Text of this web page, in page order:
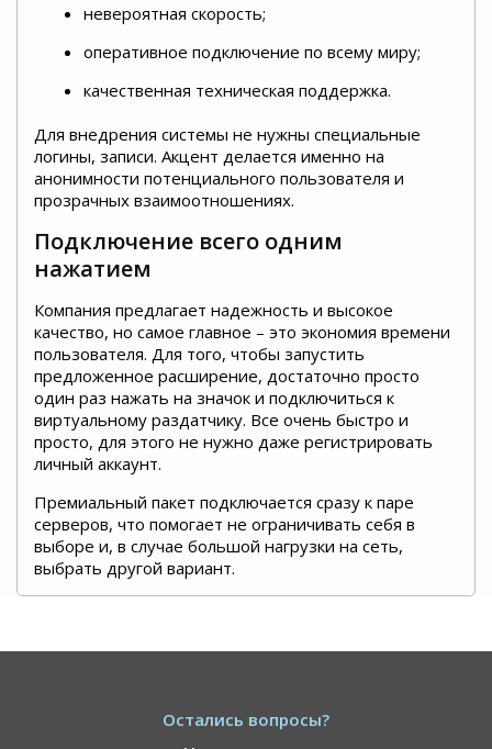
невероятная скорость;
оперативное подключение по всему миру;
качественная техническая поддержка.
Для внедрения системы не нужны специальные
логины, записи. Акцент делается именно на
анонимности потенциального пользователя и
прозрачных взаимоотношениях.
Подключение всего одним
нажатием
Компания предлагает надежность и высокое
качество, но самое главное – это экономия времени
пользователя. Для того, чтобы запустить
предложенное расширение, достаточно просто
один раз нажать на значок и подключиться к
виртуальному раздатчику. Все очень быстро и
просто, для этого не нужно даже регистрировать
личный аккаунт.
Премиальный пакет подключается сразу к паре
серверов, что помогает не ограничивать себя в
выборе и, в случае большой нагрузки на сеть,
выбрать другой вариант.
Остались вопросы?